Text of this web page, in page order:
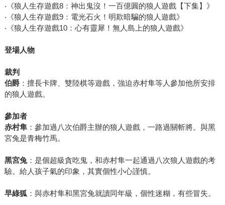
‧《狼人生存遊戲8：神出鬼沒！一百億圓的狼人遊戲【下集】》
‧《狼人生存遊戲9：電光石火！明欺暗騙的狼人遊戲》
‧《狼人生存遊戲10：心有靈犀！無人島上的狼人遊戲》
登場人物
裁判
伯爵：擅長卡牌、雙陸棋等遊戲，強迫赤村隼等人參加他所安排
的狼人遊戲。
參加者
赤村隼：參加過八次伯爵主辦的狼人遊戲，一路過關斬將。與黑
宮兔是青梅竹馬。
黑宮兔：是個超級貪吃鬼，和赤村隼一起通過八次狼人遊戲的考
驗。給人孩子氣的印象，其實個性小心謹慎。
早綠狐 ：與赤村隼和黑宮兔就讀同年級，個性迷糊，有些冒失。